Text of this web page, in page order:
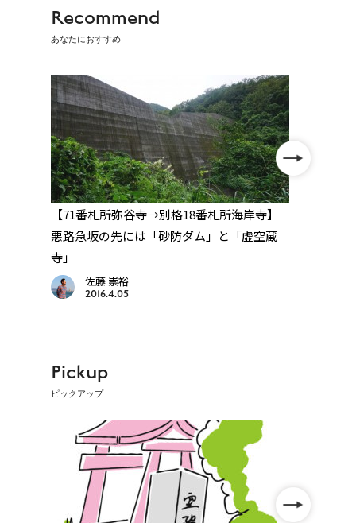
Recommend
あなたにおすすめ
【71番札所弥谷寺→別格18番札所海岸寺】
悪路急坂の先には「砂防ダム」と「虚空蔵
寺」
佐藤 崇裕
2016.4.05
Pickup
ピックアップ